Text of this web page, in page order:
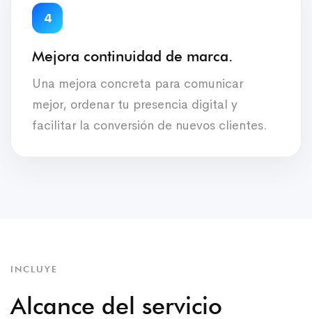
4
Mejora continuidad de marca.
Una mejora concreta para comunicar
mejor, ordenar tu presencia digital y
facilitar la conversión de nuevos clientes.
INCLUYE
Alcance del servicio